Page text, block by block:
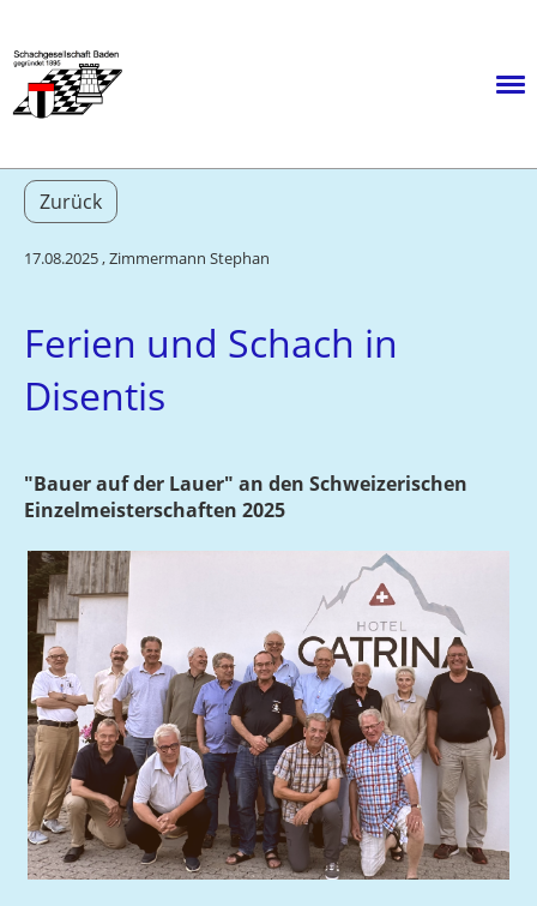
Zurück
17.08.2025, Zimmermann Stephan
Ferien und Schach in
Disentis
"Bauer auf der Lauer" an den Schweizerischen
Einzelmeisterschaften 2025